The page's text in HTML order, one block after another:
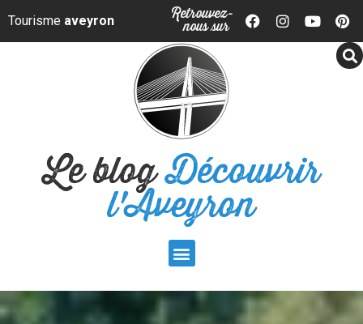
Panneau de gestion des cookies
Tourisme aveyron Retrouvez-
nous sur
Le blogDécouvrir
l'Aveyron